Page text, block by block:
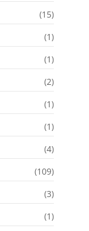
(15)
(1)
(1)
(2)
(1)
(1)
(4)
(109)
(3)
(1)